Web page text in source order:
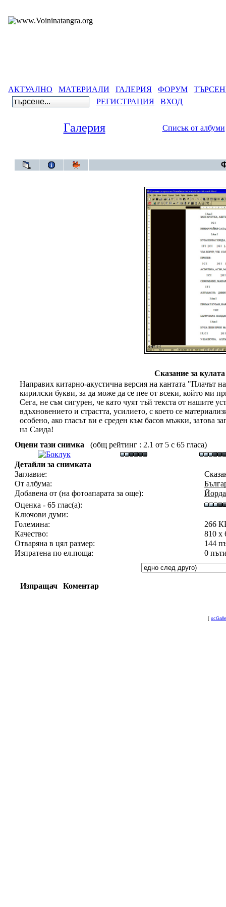
АКТУАЛНО МАТЕРИАЛИ ГАЛЕРИЯ ФОРУМ
РЕГИСТРАЦИЯ
ВХОД
Галерия Списък от албуми
Сказание за
Направих китарно-акустична версия на кантата "Плачът
кирилски букви, за да може да се пее от всеки, който ми
Сега, не съм сигурен, че като чуят тъй текста от нашите
вдъхновението и страстта, усилието, с което се
особено, ако гласът ви е среден към басов мъжки, затова
на Саида!
Оцени тази снимка
(общ рейтинг : 2.1 от 5 с 65 гласа)
Детайли за снимката
Заглавие:
От албума:
Добавена от (на фотоапарата за още):
Оценка - 65 глас(а):
Ключови думи:
Големина:
266
Качество:
810 x
Отваряна в цял размер:
144
Изпратена по ел.поща:
0
Изпращач Коментар
[